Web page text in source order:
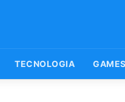
TECNOLOGIA GAMES